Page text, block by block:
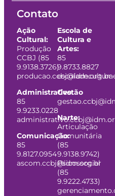
Contato
Ação
Cultural:
Produção
CCBJ (85
9.9138.3726)
producao.ccbj@idm.org.br
Administrativo:
85
9.9233.0228
Comunicação:
85
9.8127.0954
ascom.ccbj@idm.org.br
Escola de
Cultura e
Artes:
85
9.8733.8827
Gestão
Narte:
Articulação
Comunitária
(85
9.9138.9742)
Psicossocial
(85
9.9222.4733)